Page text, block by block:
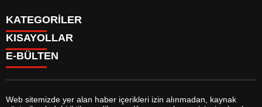
KATEGORİLER
GÜNDEM
DÜNYA
SİYASET
MAGAZİN
SAĞLIK
KISAYOLLAR
BURÇLAR
FİKSTÜR
E-BÜLTEN
Web sitemizde yer alan haber içerikleri izin alınmadan, kaynak